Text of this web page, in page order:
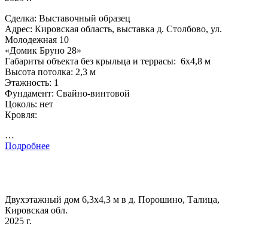
Сделка: Выставочный образец
Адрес: Кировская область, выставка д. Столбово, ул.
Молодежная 10
«Домик Бруно 28»
Габариты объекта без крыльца и террасы: 6х4,8 м
Высота потолка: 2,3 м
Этажность: 1
Фундамент: Свайно-винтовой
Цоколь: нет
Кровля:
…
Подробнее
Двухэтажный дом 6,3х4,3 м в д. Порошино, Талица,
Кировская обл.
2025 г.